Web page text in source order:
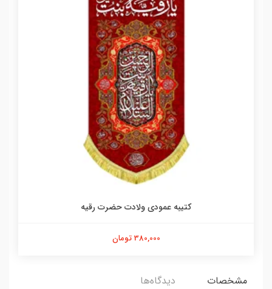
کتیبه عمودی ولادت حضرت رقیه
380,000 تومان
مشخصات دیدگاه‌ها